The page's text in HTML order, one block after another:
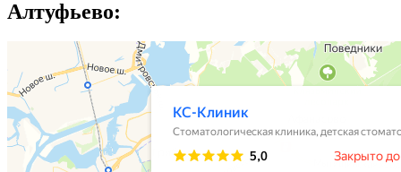
Алтуфьево: